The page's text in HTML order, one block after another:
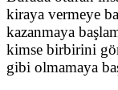
kiraya vermeye
kazanmaya
kimse birbirini
gibi olmamaya